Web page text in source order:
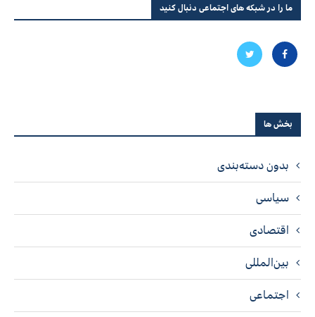
ما را در شبکه های اجتماعی دنبال کنید
بخش ها
بدون دسته‌بندی
سیاسی
اقتصادی
بین‌المللی
اجتماعی